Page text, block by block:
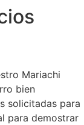
Mariachi
bien
solicitadas para
para demostrar